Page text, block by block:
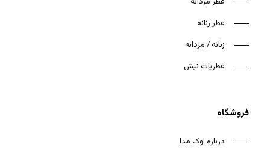
عطر زنانه
زنانه / مردانه
عطریات نیش
فروشگاه
درباره اوک مدا